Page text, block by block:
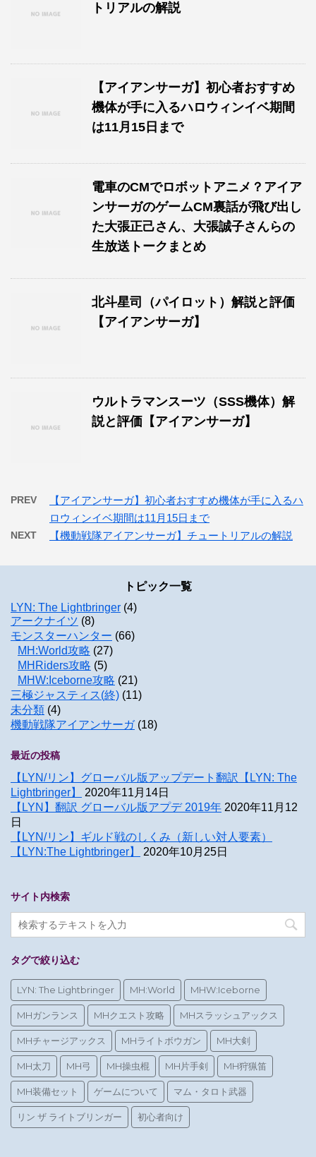
トリアルの解説
【アイアンサーガ】初心者おすすめ
機体が手に入るハロウィンイベ期間
は11月15日まで
電車のCMでロボットアニメ？アイア
ンサーガのゲームCM裏話が飛び出し
た大張正己さん、大張誠子さんらの
生放送トークまとめ
北斗星司（パイロット）解説と評価
【アイアンサーガ】
ウルトラマンスーツ（SSS機体）解
説と評価【アイアンサーガ】
PREV
【アイアンサーガ】初心者おすすめ機体が手に入るハ
ロウィンイベ期間は11月15日まで
NEXT 【機動戦隊アイアンサーガ】チュートリアルの解説
トピック一覧
LYN: The Lightbringer (4)
アークナイツ (8)
モンスターハンター (66)
MH:World攻略 (27)
MHRiders攻略 (5)
MHW:Iceborne攻略 (21)
三極ジャスティス(終) (11)
未分類 (4)
機動戦隊アイアンサーガ(18)
最近の投稿
【LYN/リン】グローバル版アップデート翻訳【LYN: The
Lightbringer】
2020年11月14日
【LYN】翻訳 グローバル版アプデ 2019年 2020年11月12
日
【LYN/リン】ギルド戦のしくみ（新しい対人要素）
【LYN:The Lightbringer】
2020年10月25日
サイト内検索
タグで絞り込む
LYN: The Lightbringer MH:World MHW:Iceborne
MHガンランス MHクエスト攻略 MHスラッシュアックス
MHチャージアックス MHライトボウガン MH大剣
MH太刀 MH弓 MH操虫棍 MH片手剣 MH狩猟笛
MH装備セット ゲームについて マム・タロト武器
リン ザ ライトブリンガー 初心者向け